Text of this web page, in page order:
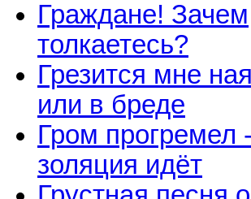
Граждане! Зачем
толкаетесь?
Грезится мне
или в бреде
Гром прогремел
золяция идёт